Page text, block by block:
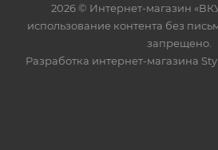
2026 © Интернет-магазин
использование контента без
запрещено.
Разработка интернет-магазина